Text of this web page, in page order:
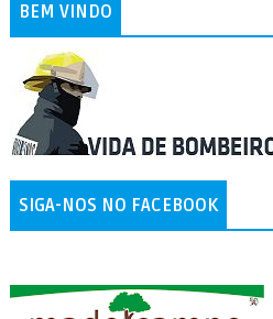
BEM VINDO
SIGA-NOS NO FACEBOOK